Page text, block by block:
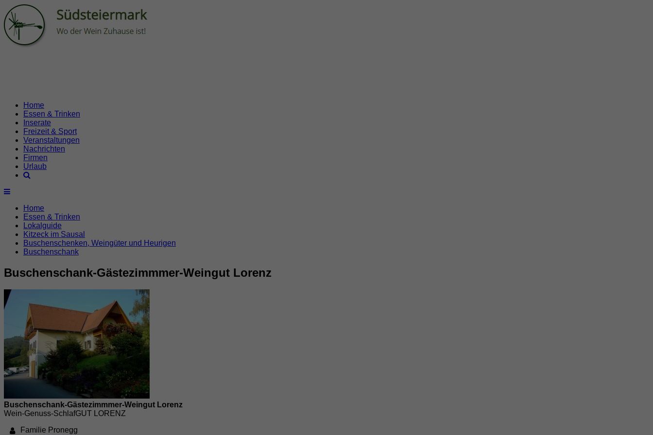
Home
Essen & Trinken
Inserate
Freizeit & Sport
Veranstaltungen
Nachrichten
Firmen
Urlaub
Home
Essen & Trinken
Lokalguide
Kitzeck im Sausal
Buschenschenken, Weingüter und Heurigen
Buschenschank
Buschenschank-Gästezimmmer-Weingut Lorenz
Buschenschank-Gästezimmmer-Weingut Lorenz
Wein-Genuss-SchlafGUT LORENZ
Familie Pronegg